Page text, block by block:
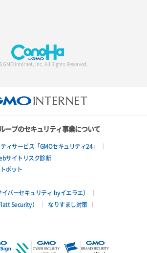
GMO Internet, Inc. All Rights Reserved.
ープのセキュリティ事業について
ィサービス「GMOセキュリティ24」
サイトリスク診断
ボット
バーセキュリティ byイエラエ）
Security）
なりすまし対策